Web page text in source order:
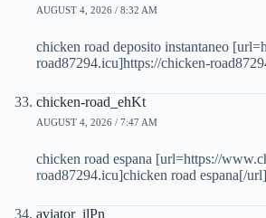
AUGUST 4, 2026 / 8:32 AM
chicken road deposito instantaneo
road87294.icu]https://chicken-
chicken-road_ehKt
AUGUST 4, 2026 / 7:47 AM
chicken road espana [url=https://
road87294.icu]chicken road espana[/url]
aviator_ilPn